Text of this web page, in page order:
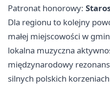
Patronat honorowy:
Dla regionu to kolejny
małej miejscowości w
lokalna muzyczna
międzynarodowy
silnych polskich